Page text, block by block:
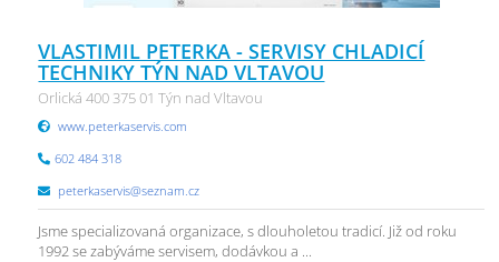
VLASTIMIL PETERKA - SERVISY CHLADICÍ
TECHNIKY TÝN NAD VLTAVOU
Orlická 400 375 01 Týn nad Vltavou
www.peterkaservis.com
602 484 318
peterkaservis@seznam.cz
Jsme specializovaná organizace, s dlouholetou tradicí. Již od roku
1992 se zabýváme servisem, dodávkou a ...